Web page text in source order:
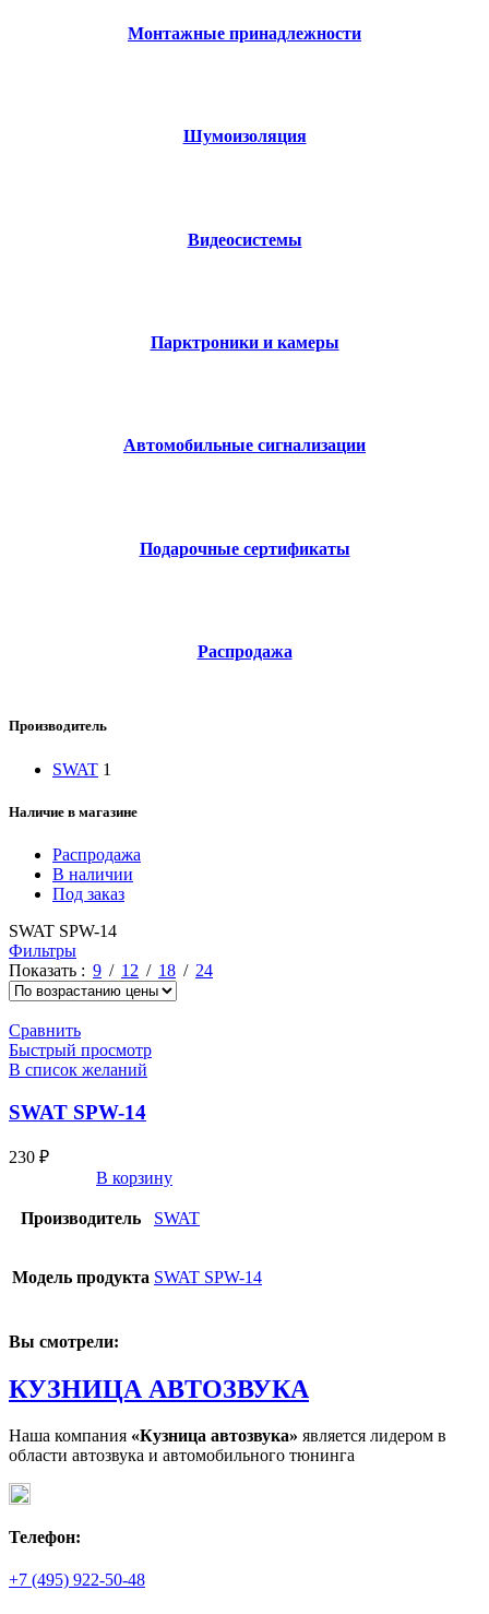
Монтажные принадлежности
Шумоизоляция
Видеосистемы
Парктроники и камеры
Автомобильные сигнализации
Подарочные сертификаты
Распродажа
Производитель
SWAT 1
Наличие в магазине
Распродажа
В наличии
Под заказ
SWAT SPW-14
Фильтры
Показать
9 12 18 24
Сравнить
Быстрый просмотр
В список желаний
SWAT SPW-14
230 ₽
В корзину
Производитель SWAT
Модель продукта SWAT SPW-14
Вы смотрели:
КУЗНИЦА АВТОЗВУКА
Наша компания «Кузница автозвука» является лидером в
области автозвука и автомобильного тюнинга
Телефон:
+7 (495) 922-50-48